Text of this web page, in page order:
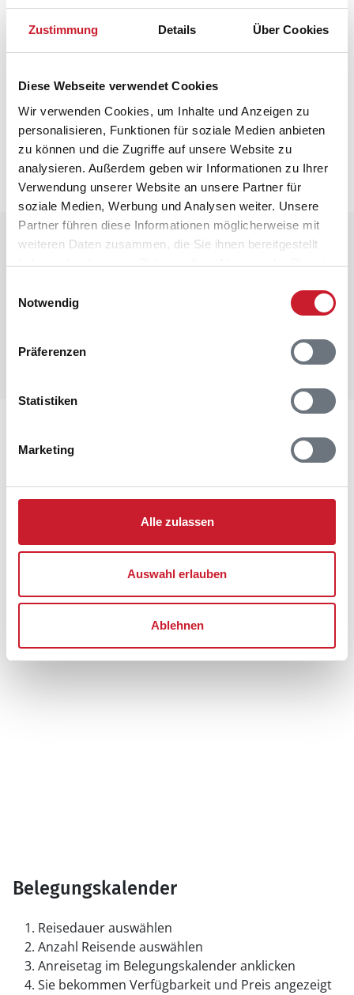
Zustimmung Details Über Cookies
Diese Webseite verwendet Cookies
Wir verwenden Cookies, um Inhalte und Anzeigen zu
personalisieren, Funktionen für soziale Medien anbieten
zu können und die Zugriffe auf unsere Website zu
analysieren. Außerdem geben wir Informationen zu Ihrer
Verwendung unserer Website an unsere Partner für
soziale Medien, Werbung und Analysen weiter. Unsere
Partner führen diese Informationen möglicherweise mit
weiteren Daten zusammen, die Sie ihnen bereitgestellt
haben oder die sie im Rahmen Ihrer Nutzung der Dienste
Notwendig
Präferenzen
Statistiken
Marketing
Alle zulassen
Auswahl erlauben
Ablehnen
Hauswechseltag
Sonntag
Neben- und Verbrauchskosten
Die aktuellen Verbrauchskosten finden Sie im
nächsten Schritt im Buchungsformular.
Raumaufteilung
Ferienhaus 60148
Solhaven 23
6857 Blåvand
Belegungskalender
Reisedauer auswählen
Anzahl Reisende auswählen
Anreisetag im Belegungskalender anklicken
Sie bekommen Verfügbarkeit und Preis angezeigt